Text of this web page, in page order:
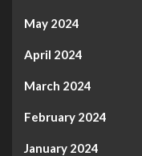
May 2024
April 2024
March 2024
February 2024
January 2024